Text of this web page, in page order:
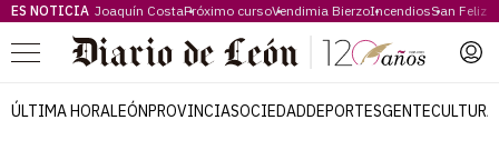
ES NOTICIA Joaquín CostaPróximo cursoVendimia BierzoIncendiosSan Feliz
Menú
ÚLTIMA HORALEÓNPROVINCIASOCIEDADDEPORTESGENTECULTURA